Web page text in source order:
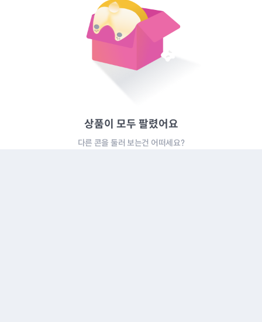
상품이 모두 팔렸어요
다른 콘을 둘러 보는건 어떠세요?